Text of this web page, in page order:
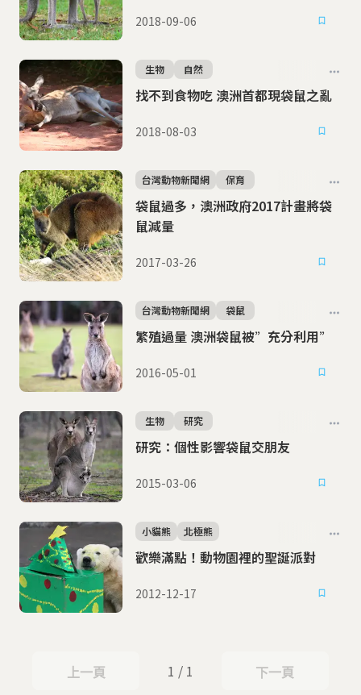
2018-09-06
找不到食物吃 澳洲首都現袋鼠之亂
生物 自然
2018-08-03
袋鼠過多，澳洲政府2017計畫將袋
鼠減量
台灣動物新聞網 保育
2017-03-26
繁殖過量 澳洲袋鼠被”充分利用”
台灣動物新聞網 袋鼠
2016-05-01
研究：個性影響袋鼠交朋友
生物 研究
2015-03-06
歡樂滿點！動物園裡的聖誕派對
小貓熊 北極熊
2012-12-17
上一頁
上一頁 1 / 1 下一頁
下一頁